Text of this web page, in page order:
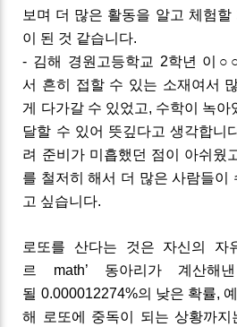
보며 더 많은 활동을 알고 체험할
이
된 것 같습니다.
- 김해 경원고등학교 2학년 이
서 흔히 접할 수 있는 소재여서
게
다가갈 수 있었고, 수학이 녹아
달할 수 있어 뜻깊다고 생각합니
려 준비가 미흡했던 점이 아쉬웠
를 철저히 해서 더 많은 사람들이
고 싶습니다.
로또를 산다는 것은 자신의 자
르 math’ 동아리가 계산해낸
될 0.000012274%의 낮은 확률,
해
로또에 중독이 되는 상황까지